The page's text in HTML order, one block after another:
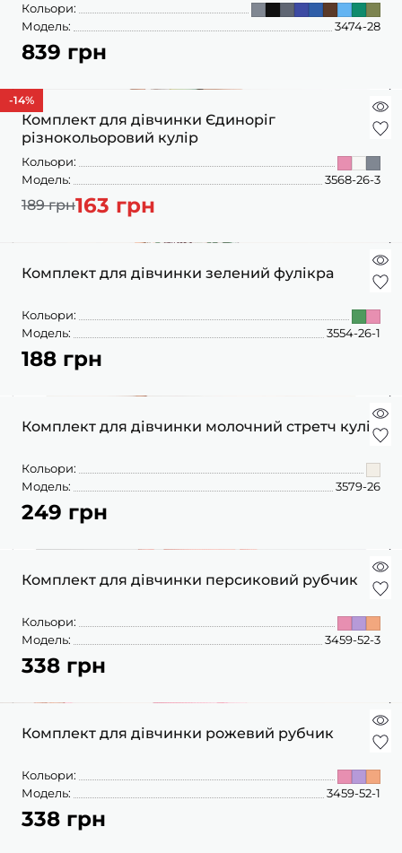
Кольори:
Модель:
3474-28
839 грн
-14%
Комплект для дівчинки Єдиноріг
різнокольоровий кулір
Кольори:
Модель:
3568-26-3
189 грн163 грн
Комплект для дівчинки зелений фулікра
Кольори:
Модель:
3554-26-1
188 грн
Комплект для дівчинки молочний стретч кулір
Кольори:
Модель:
3579-26
249 грн
Комплект для дівчинки персиковий рубчик
Кольори:
Модель:
3459-52-3
338 грн
Комплект для дівчинки рожевий рубчик
Кольори:
Модель:
3459-52-1
338 грн
ЧОЛОВІЧКИ СЛІПИ
ШАПОЧКИ